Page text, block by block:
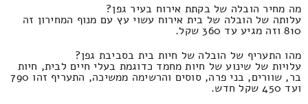
מה מחיר הובלה של בקתת אירוח בעיר גפן?
עלותה של הובלה של בית אירוח עשוי עץ עם מנוף המחירון זה
810 וזה מגיע עד 360 שקל.
מהו התעריף של הובלה של חיות בית בסביבת גפן?
עלויות של שינוע של חיות מחמד כדוגמת בעלי חיים לבית, חיות
בר, שוורים, בני פרה, סוסים והרשימה ממשיכה, התעריף זהו 790
ועד 450 שקל חדש.